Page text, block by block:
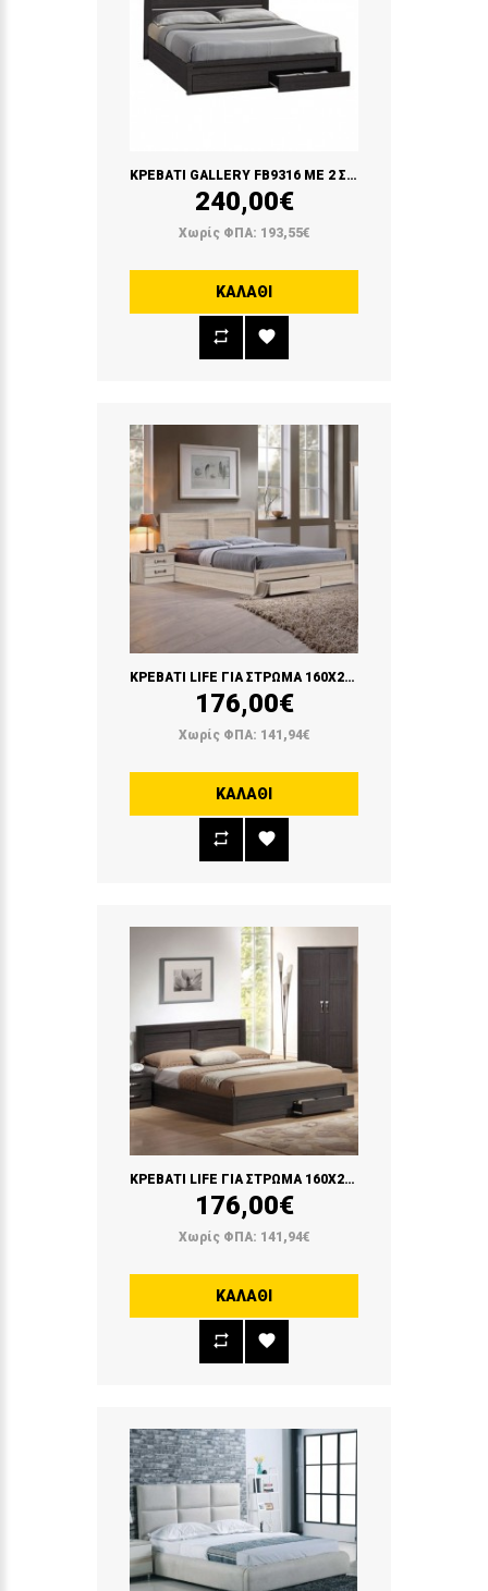
ΚΡΕΒΑΤΙ GALLERY FB9316 ΜΕ 2 ΣΥΡΤΑΡΙΑ (ZEBRANO)
240,00€
Χωρίς ΦΠΑ: 193,55€
ΚΑΛΆΘΙ
ΚΡΕΒΑΤΙ LIFE ΓΙΑ ΣΤΡΩΜΑ 160Χ200 ΜΕ 2 ΣΥΡΤΑΡΙΑ (SONOMA)
176,00€
Χωρίς ΦΠΑ: 141,94€
ΚΑΛΆΘΙ
ΚΡΕΒΑΤΙ LIFE ΓΙΑ ΣΤΡΩΜΑ 160Χ200 ΜΕ 2 ΣΥΡΤΑΡΙΑ (ZEBRANO)
176,00€
Χωρίς ΦΠΑ: 141,94€
ΚΑΛΆΘΙ